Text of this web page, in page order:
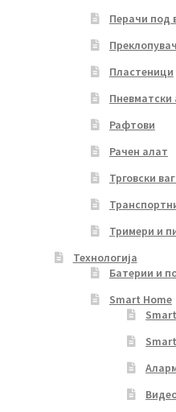
Перачи под
Пластеници
Пневматски
Рафтови
Рачен алат
Трговски
Тримери и
Технологија
Батерии и
Smart Home